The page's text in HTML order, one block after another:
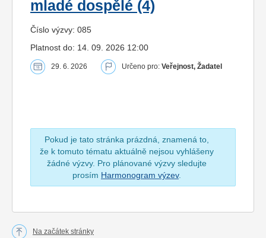
mladé dospělé (4)
Číslo výzvy: 085
Platnost do: 14. 09. 2026 12:00
29. 6. 2026 Určeno pro: Veřejnost, Žadatel
Pokud je tato stránka prázdná, znamená to,
že k tomuto tématu aktuálně nejsou vyhlášeny
žádné výzvy. Pro plánované výzvy sledujte
prosím Harmonogram výzev.
Na začátek stránky